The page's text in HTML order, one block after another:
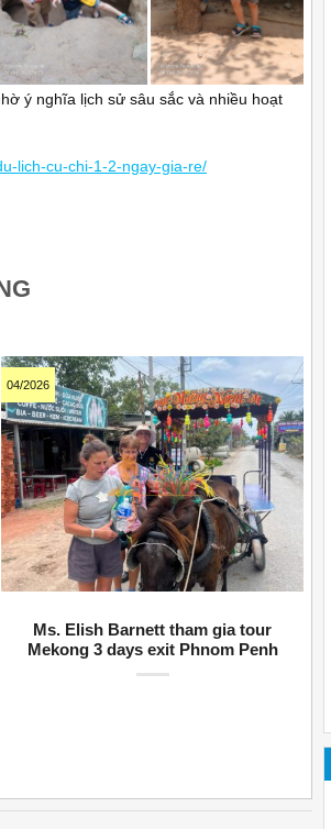
ý nghĩa lịch sử sâu sắc và nhiều hoạt
lich-cu-chi-1-2-ngay-gia-re/
04/2026
Ms. Elish Barnett tham gia tour
Mekong 3 days exit Phnom Penh